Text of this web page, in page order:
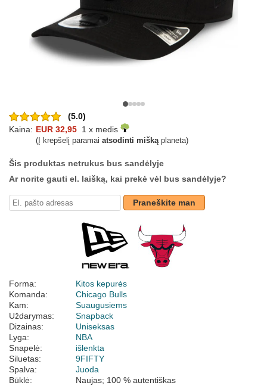
(5.0)
Kaina: EUR 32,95 1 x medis
(Į krepšelį paramai atsodinti miškąplaneta)
Šis produktas netrukus bus sandėlyje
Ar norite gauti el. laišką, kai prekė vėl bus sandėlyje?
Praneškite man
Forma:
Kitos kepurės
Komanda:
Chicago Bulls
Kam:
Suaugusiems
Uždarymas:
Snapback
Dizainas:
Uniseksas
Lyga:
NBA
Snapelė:
išlenkta
Siluetas:
9FIFTY
Spalva:
Juoda
Būklė:
Naujas; 100 % autentiškas